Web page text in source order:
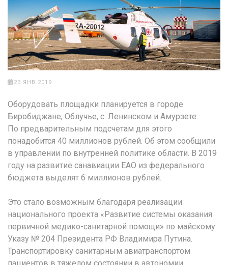
23 ЯНВ 2019
Оборудовать площадки планируется в городе
Биробиджане, Облучье, с. Ленинском и Амурзете.
По предварительным подсчетам для этого
понадобится 40 миллионов рублей. Об этом сообщили
в управлении по внутренней политике области. В 2019
году на развитие санавиации ЕАО из федерального
бюджета выделят 6 миллионов рублей.
Это стало возможным благодаря реализации
национального проекта «Развитие системы оказания
первичной медико-санитарной помощи» по майскому
Указу № 204 Президента РФ Владимира Путина.
Транспортировку санитарным авиатранспортом
пациентов в тяжелом состоянии в автономии